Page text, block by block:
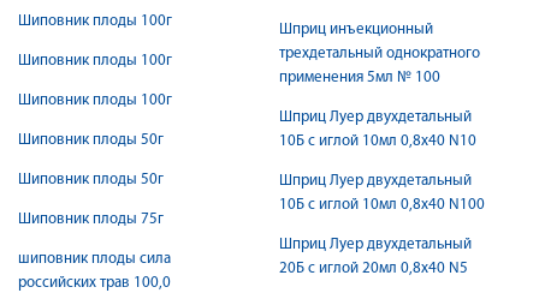
Шиповник плоды 100г
Шиповник плоды 100г
Шиповник плоды 100г
Шиповник плоды 50г
Шиповник плоды 50г
Шиповник плоды 75г
шиповник плоды сила
российских трав 100,0
Шприц инъекционный
трехдетальный однократного
применения 5мл № 100
Шприц Луер двухдетальный
10Б с иглой 10мл 0,8х40 N10
Шприц Луер двухдетальный
10Б с иглой 10мл 0,8х40 N100
Шприц Луер двухдетальный
20Б с иглой 20мл 0,8х40 N5